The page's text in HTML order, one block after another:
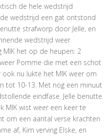
de hele wedstrijd
wedstrijd een gat ontstond
strafworp door Jelle, en
wedstrijd weer
MIK het op de heupen: 2
Pomme die met een schot
nu lukte het MIK weer om
tot 10-13. Met nog een minuut
eindfase. Jelle benutte
MIK wist weer een keer te
om een aantal verse krachten
af, Kim verving Elske, en